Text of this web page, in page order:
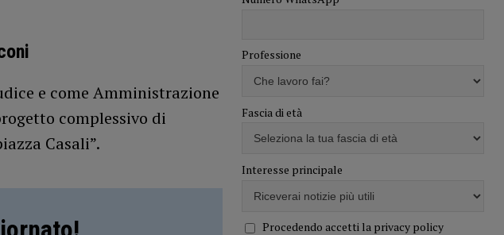
e come Amministrazione
complessivo di
Casali”.
Professione
Fascia di età
Interesse principale
Procedendo accetti la privacy policy